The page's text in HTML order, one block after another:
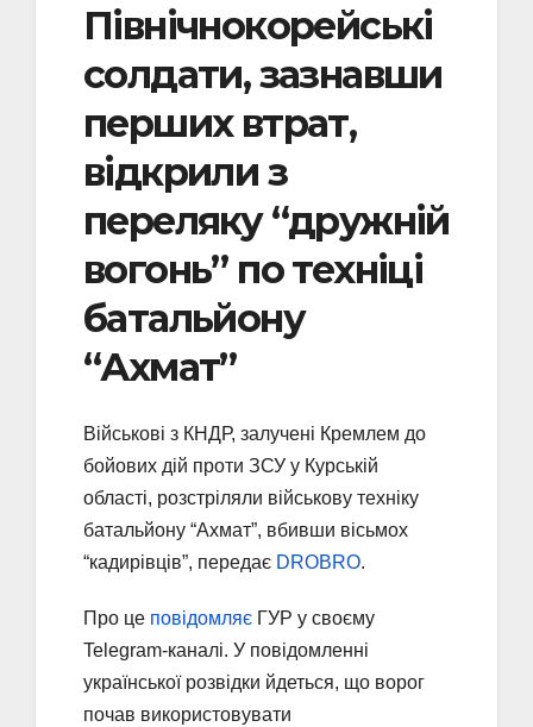
Північнокорейські
солдати, зазнавши
перших втрат,
відкрили з
переляку “дружній
вогонь” по техніці
батальйону
“Ахмат”
Військові з КНДР, залучені Кремлем до
бойових дій проти ЗСУ у Курській
області, розстріляли військову техніку
батальйону “Ахмат”, вбивши вісьмох
“кадирівців”, передає DROBRO.
Про це повідомляє ГУР у своєму
Telegram-каналі. У повідомленні
української розвідки йдеться, що ворог
почав використовувати